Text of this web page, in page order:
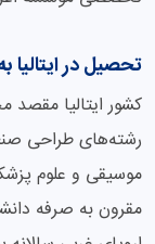
تحصیل در ایتالیا
کشور ایتالیا
رشته‌های طراحی
موسیقی و علوم
مقرون به صرفه